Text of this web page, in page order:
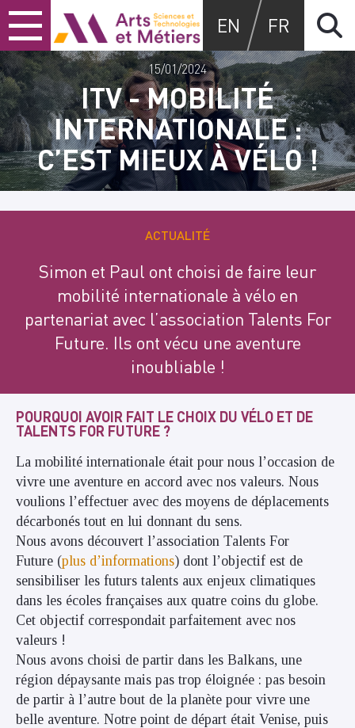
Skip
to
content
Skip
to
main
menu
Skip
to
search
Arts et métiers
EN FR
ITV - MOBILITÉ
INTERNATIONALE :
C’EST MIEUX À VÉLO !
15/01/2024
ACTUALITÉ
Simon et Paul ont choisi de faire leur
mobilité internationale à vélo en
partenariat avec l’association Talents For
Future. Ils ont vécu une aventure
inoubliable !
POURQUOI AVOIR FAIT LE CHOIX DU VÉLO ET DE
TALENTS FOR FUTURE ?
La mobilité internationale était pour nous l’occasion de
vivre une aventure en accord avec nos valeurs. Nous
voulions l’effectuer avec des moyens de déplacements
décarbonés tout en lui donnant du sens.
Nous avons découvert l’association Talents For
Future (plus d’informations) dont l’objectif est de
sensibiliser les futurs talents aux enjeux climatiques
dans les écoles françaises aux quatre coins du globe.
Cet objectif correspondait parfaitement avec nos
valeurs !
Nous avons choisi de partir dans les Balkans, une
région dépaysante mais pas trop éloignée : pas besoin
de partir à l’autre bout de la planète pour vivre une
belle aventure. Notre point de départ était Venise, puis